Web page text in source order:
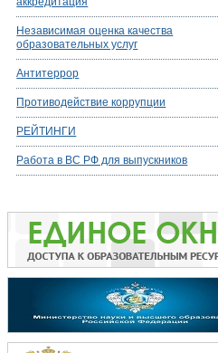
Независимая оценка качества
образовательных услуг
Антитеррор
Противодействие коррупции
РЕЙТИНГИ
Работа в ВС РФ для выпускников